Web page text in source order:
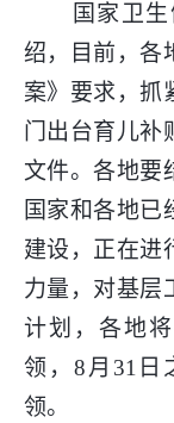
国家卫生
绍，目前，各
案》要求，抓
门出台育儿补
文件。各地要
国家和各地已
建设，正在进
力量，对基层
计划，各地
领，8月31日
领。